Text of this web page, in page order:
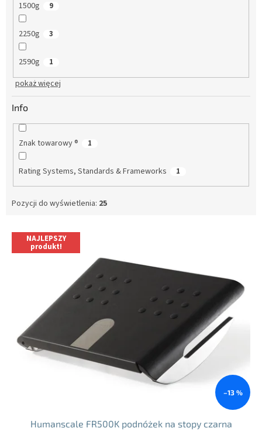
1500g 9
2250g 3
2590g 1
pokaż więcej
Info
Znak towarowy ® 1
Rating Systems, Standards & Frameworks 1
Pozycji do wyświetlenia: 25
NAJLEPSZY
produkt!
–13 %
Humanscale FR500K podnóżek na stopy czarna